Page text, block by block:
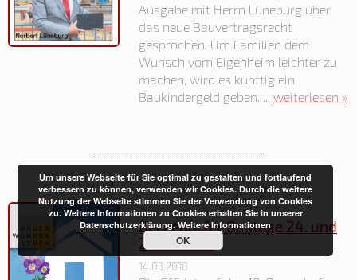
Ausgabe mit Herrn Lüneburg über
das neue Bauvertragsrecht
gesprochen. Um Familien dem
Wunsch vom Eigenheim leichter zu
machen, wird es künftig ein
Baukindergeld geben. ... weiterlesen »
Bergedorfer Bautage 24. und
25.03.2018
14.03.2018
Um unsere Webseite für Sie optimal zu gestalten und fortlaufend
verbessern zu können, verwenden wir Cookies. Durch die weitere
Nutzung der Webseite stimmen Sie der Verwendung von Cookies
zu. Weitere Informationen zu Cookies erhalten Sie in unserer
Datenschutzerklärung.Weitere Informationen
OK